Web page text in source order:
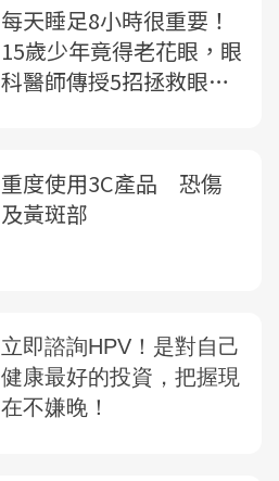
每天睡足8小時很重要！
15歲少年竟得老花眼，眼
科醫師傳授5招拯救眼睛
重度使用3C產品 恐傷
及黃斑部